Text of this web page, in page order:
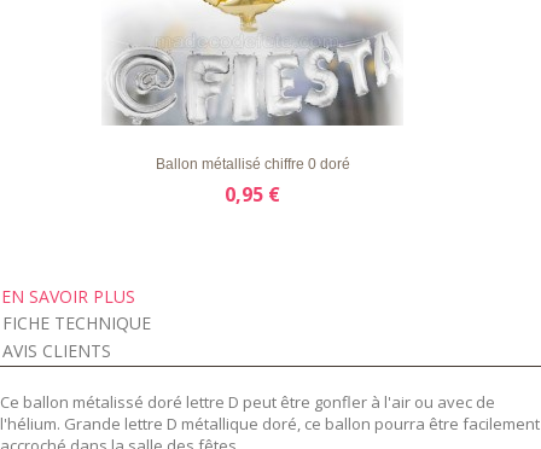
APERÇU RAPIDE DÉTAILS
Ballon métallisé chiffre 0 doré
0,95 €
EN SAVOIR PLUS
FICHE TECHNIQUE
AVIS CLIENTS
Ce ballon métalissé doré lettre D peut être gonfler à l'air ou avec de
l'hélium. Grande lettre D métallique doré, ce ballon pourra être facilement